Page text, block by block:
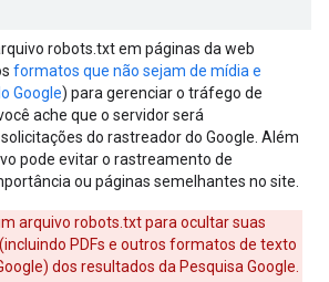
robots.txt em páginas da web
formatos que não sejam de mídia e
Google) para gerenciar o tráfego de
ache que o servidor será
do rastreador do Google. Além
pode evitar o rastreamento de
ou páginas semelhantes no site.
arquivo robots.txt para ocultar suas
PDFs e outros formatos de texto
dos resultados da Pesquisa Google.